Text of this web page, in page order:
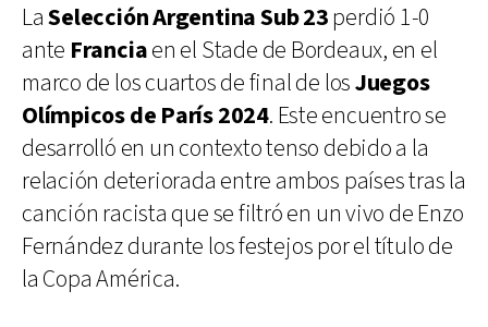
LaSelección Argentina Sub 23perdió 1-0
ante Franciaen el Stade de Bordeaux, en el
marco de los cuartos de final de losJuegos
Olímpicos de París 2024. Este encuentro se
desarrolló en un contexto tenso debido a la
relación deteriorada entre ambos países tras la
canción racista que se filtró en un vivo de Enzo
Fernández durante los festejos por el título de
la Copa América.